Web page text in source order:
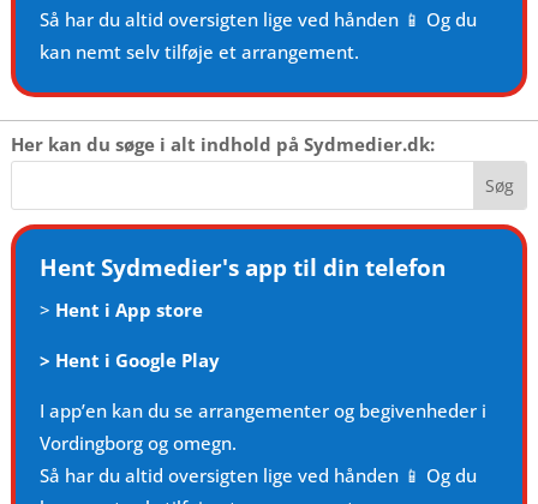
Så har du altid oversigten lige ved hånden 📱 Og du
kan nemt selv tilføje et arrangement.
Her kan du søge i alt indhold på Sydmedier.dk:
Hent Sydmedier's app til din telefon
> Hent i App store
> Hent i Google Play
I app’en kan du se arrangementer og begivenheder i
Vordingborg og omegn.
Så har du altid oversigten lige ved hånden 📱 Og du